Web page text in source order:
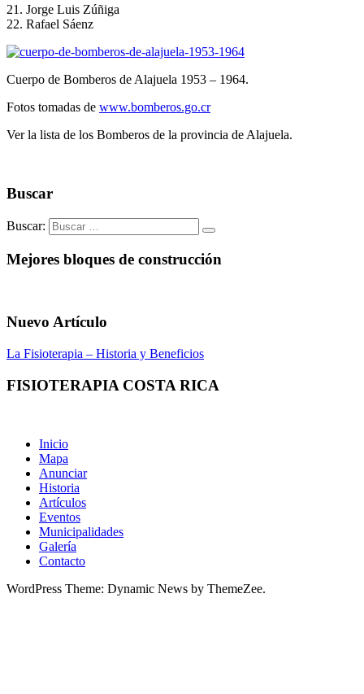
21. Jorge Luis Zúñiga
22. Rafael Sáenz
Cuerpo de Bomberos de Alajuela 1953 – 1964.
Fotos tomadas de www.bomberos.go.cr
Ver la lista de los Bomberos de la provincia de Alajuela.
Buscar
Buscar:
Mejores bloques de construcción
Nuevo Artículo
La Fisioterapia – Historia y Beneficios
FISIOTERAPIA COSTA RICA
Inicio
Mapa
Anunciar
Historia
Artículos
Eventos
Municipalidades
Galería
Contacto
WordPress Theme: Dynamic News by ThemeZee.